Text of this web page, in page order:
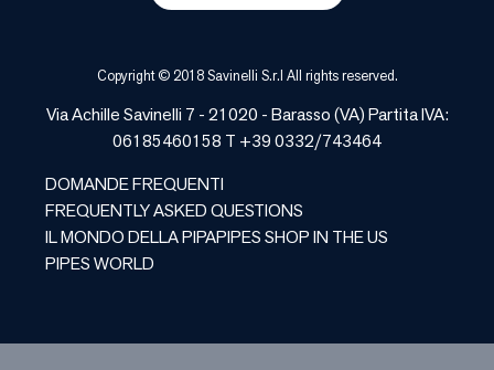
Copyright © 2018 Savinelli S.r.l All rights reserved.
Via Achille Savinelli 7 - 21020 -Barasso(VA) Partita IVA:
06185460158 T +39 0332/743464
DOMANDE FREQUENTI
FREQUENTLY ASKED QUESTIONS
IL MONDO DELLA PIPAPIPES SHOP IN THE US
PIPES WORLD